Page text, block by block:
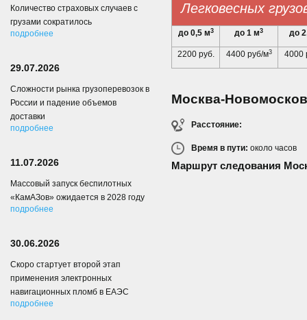
Легковесных
до 0,5 м3 до 1 м3 до
2200 руб. 4400 руб/м3 4000
Москва-
Расстояние:
Время в пути: около часов
Маршрут следования
Количество страховых случаев с
грузами сократилось
подробнее
29.07.2026
Сложности рынка грузоперевозок в
России и падение объемов
доставки
подробнее
11.07.2026
Массовый запуск беспилотных
«КамАЗов» ожидается в 2028 году
подробнее
30.06.2026
Скоро стартует второй этап
применения электронных
навигационных пломб в ЕАЭС
подробнее